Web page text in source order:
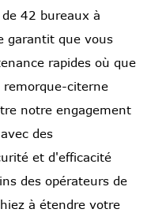
42 bureaux à
garantit que vous
rapides où que
remorque-citerne
notre engagement
des
et d'efficacité
des opérateurs de
à étendre votre